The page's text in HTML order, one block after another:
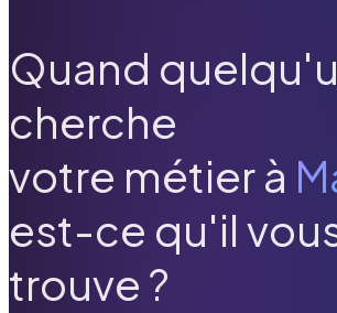
Quand
cherche
votre métier à
est-ce qu'il
trouve ?